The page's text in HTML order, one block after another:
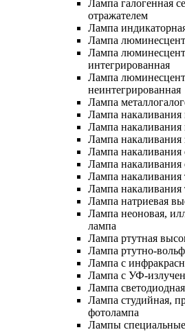
Лампа галогенная
отражателем
Лампа
Лампа
Лампа
интегрированная
Лампа
неинтегрированная
Лампа
Лампа накаливания
Лампа
Лампа накаливания
Лампа накаливания
Лампа накаливания
Лампа накаливания
Лампа накаливания
Лампа натриевая
Лампа неоновая,
лампа
Лампа ртутная
Лампа ртутно-
Лампа с
Лампа с УФ-
Лампа светодиодная
Лампа студийная,
фотолампа
Лампы